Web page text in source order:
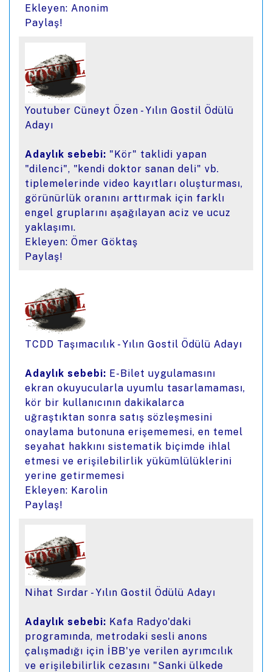
Ekleyen: Anonim
Paylaş!
Youtuber Cüneyt Özen - Yılın Gostil Ödülü
Adayı
Adaylık sebebi: "Kör" taklidi yapan
"dilenci", "kendi doktor sanan deli" vb.
tiplemelerinde video kayıtları oluşturması,
görünürlük oranını arttırmak için farklı
engel gruplarını aşağılayan aciz ve ucuz
yaklaşımı.
Ekleyen: Ömer Göktaş
Paylaş!
TCDD Taşımacılık - Yılın Gostil Ödülü Adayı
Adaylık sebebi: E-Bilet uygulamasını
ekran okuyucularla uyumlu tasarlamaması,
kör bir kullanıcının dakikalarca
uğraştıktan sonra satış sözleşmesini
onaylama butonuna erişememesi, en temel
seyahat hakkını sistematik biçimde ihlal
etmesi ve erişilebilirlik yükümlülüklerini
yerine getirmemesi
Ekleyen: Karolin
Paylaş!
Nihat Sırdar - Yılın Gostil Ödülü Adayı
Adaylık sebebi: Kafa Radyo'daki
programında, metrodaki sesli anons
çalışmadığı için İBB'ye verilen ayrımcılık
ve erişilebilirlik cezasını "Sanki ülkede